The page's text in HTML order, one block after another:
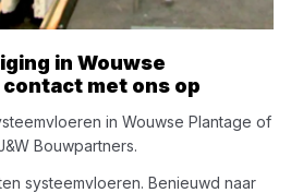
in Wouwse
met ons op
in Wouwse Plantage of
Bouwpartners.
systeemvloeren. Benieuwd naar